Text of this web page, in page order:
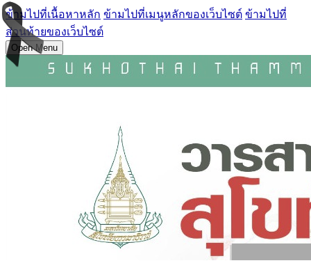
ข้ามไปที่เนื้อหาหลัก ข้ามไปที่เมนูหลักของเว็บไซต์ ข้ามไปที่
ส่วนท้ายของเว็บไซต์
Open Menu